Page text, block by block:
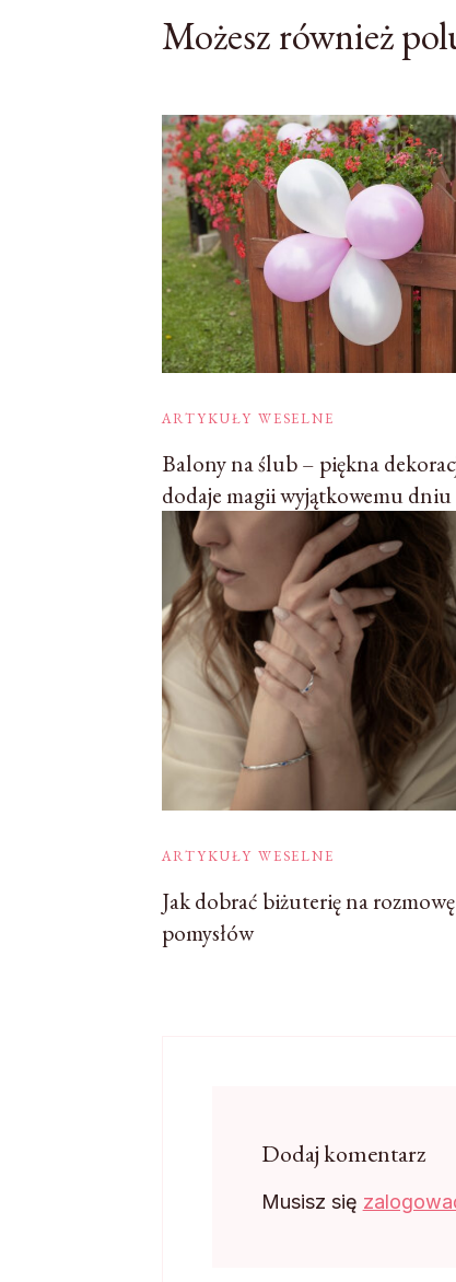
Możesz również
ARTYKUŁY WESELNE
Balony na ślub – piękna
dodaje magii wyjątkowemu dniu
ARTYKUŁY WESELNE
Jak dobrać biżuterię na rozmowę
pomysłów
Dodaj komentarz
Musisz się